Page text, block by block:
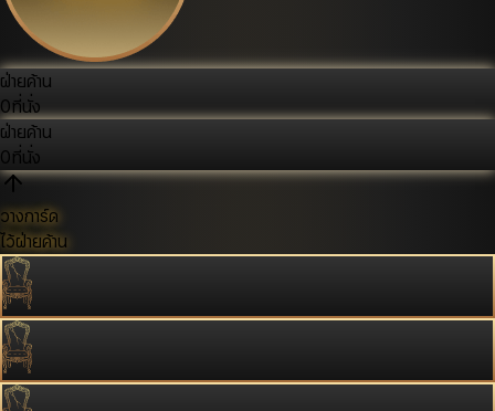
ฝ่ายค้าน
0ที่นั่ง
ฝ่ายค้าน
0ที่นั่ง
วางการ์ด
ไว้ฝ่ายค้าน